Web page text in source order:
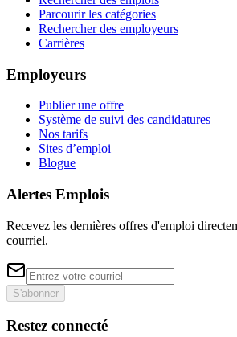
Parcourir les catégories
Rechercher des employeurs
Carrières
Employeurs
Publier une offre
Système de suivi des candidatures
Nos tarifs
Sites d’emploi
Blogue
Alertes Emplois
Recevez les dernières offres d'emploi
courriel.
S'abonner
Restez connecté